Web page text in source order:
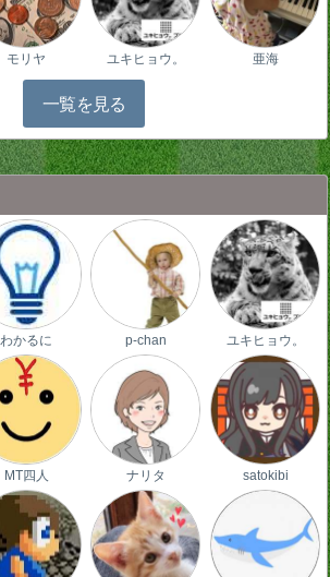
モリヤ ユキヒョウ。 亜海
一覧を見る
わかるに p-chan ユキヒョウ。
MT四人 ナリタ satokibi